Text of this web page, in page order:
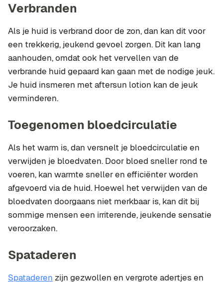
Verbranden
Als je huid is verbrand door de zon, dan kan dit voor
een trekkerig, jeukend gevoel zorgen. Dit kan lang
aanhouden, omdat ook het vervellen van de
verbrande huid gepaard kan gaan met de nodige jeuk.
Je huid insmeren met aftersun lotion kan de jeuk
verminderen.
Toegenomen bloedcirculatie
Als het warm is, dan versnelt je bloedcirculatie en
verwijden je bloedvaten. Door bloed sneller rond te
voeren, kan warmte sneller en efficiënter worden
afgevoerd via de huid. Hoewel het verwijden van de
bloedvaten doorgaans niet merkbaar is, kan dit bij
sommige mensen een irriterende, jeukende sensatie
veroorzaken.
Spataderen
Spataderen zijn gezwollen en vergrote adertjes en